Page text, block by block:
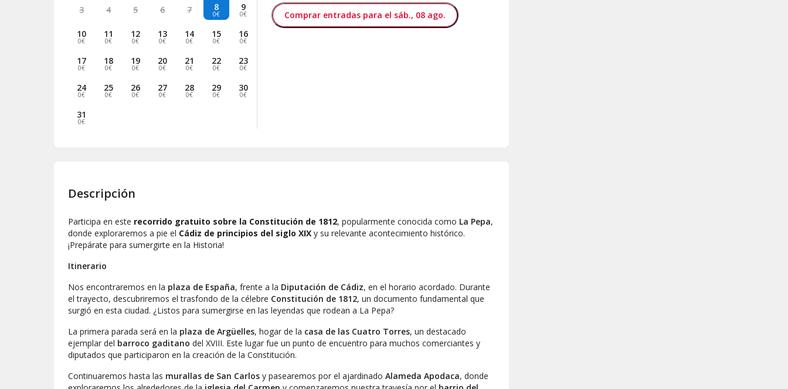
3 4 5 6 7 8
0€
9
0€
10
0€
11
0€
12
0€
13
0€
14
0€
15
0€
16
0€
17
0€
18
0€
19
0€
20
0€
21
0€
22
0€
23
0€
24
0€
25
0€
26
0€
27
0€
28
0€
29
0€
30
0€
31
0€
Comprar entradas para el sáb., 08 ago.
Descripción
Participa en este recorrido gratuito sobre la Constitución de 1812, popularmente conocida como La Pepa,
donde exploraremos a pie el Cádiz de principios del siglo XIX y su relevante acontecimiento histórico.
¡Prepárate para sumergirte en la Historia!
Itinerario
Nos encontraremos en la plaza de España, frente a la Diputación de Cádiz, en el horario acordado. Durante
el trayecto, descubriremos el trasfondo de la célebre Constitución de 1812, un documento fundamental que
surgió en esta ciudad. ¿Listos para sumergirse en las leyendas que rodean a La Pepa?
La primera parada será en la plaza de Argüelles, hogar de la casa de las Cuatro Torres, un destacado
ejemplar del barroco gaditano del XVIII. Este lugar fue un punto de encuentro para muchos comerciantes y
diputados que participaron en la creación de la Constitución.
Continuaremos hasta las murallas de San Carlos y pasearemos por el ajardinado Alameda Apodaca, donde